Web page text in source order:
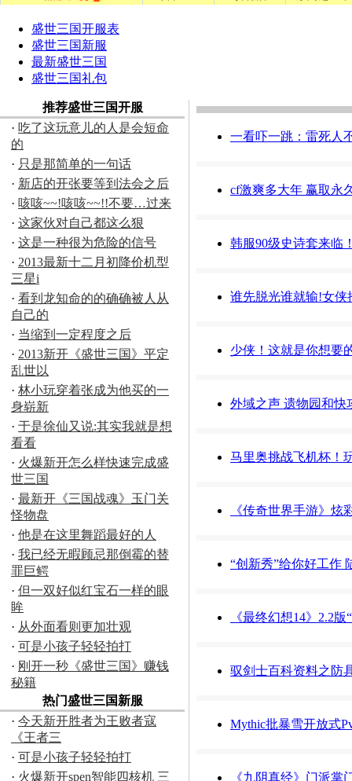
盛世三国开服表
盛世三国新服
最新盛世三国
盛世三国礼包
推荐盛世三国开服
· 吃了这玩意儿的人是会短命
的
· 只是那简单的一句话
· 新店的开张要等到法会之后
· 咳咳~~!咳咳~~!!不要…过来
· 这家伙对自己都这么狠
· 这是一种很为危险的信号
· 2013最新十二月初降价机型
三星i
· 看到龙知命的的确确被人从
自己的
· 当缩到一定程度之后
· 2013新开《盛世三国》平定
乱世以
· 林小玩穿着张成为他买的一
身崭新
· 于是徐仙又说:其实我就是想
看看
· 火爆新开怎么样快速完成盛
世三国
· 最新开《三国战魂》玉门关
怪物盘
· 他是在这里舞蹈最好的人
· 我已经无暇顾忌那倒霉的替
罪巨鳄
· 但一双好似红宝石一样的眼
眸
· 从外面看则更加壮观
· 可是小孩子轻轻拍打
· 刚开一秒《盛世三国》赚钱
秘籍
热门盛世三国新服
· 今天新开胜者为王败者寇
《王者三
· 可是小孩子轻轻拍打
· 火爆新开spen智能四核机 三
一看吓一跳：雷死人
cf激爽多大年 赢取永
韩服90级史诗套来临
谁先脱光谁就输!女侠
少侠！这就是你想要
外域之声 遗物园和快
马里奥挑战飞机杯！
《传奇世界手游》炫
“创新秀”给你好工作
《最终幻想14》2.2
驭剑士百科资料之防
Mythic批暴雪开放式
《九阴真经》门派掌